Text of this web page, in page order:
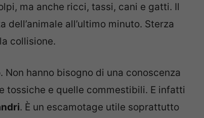
ma anche ricci, tassi, cani e gatti. Il
all’ultimo minuto. Sterza
collisione.
Non hanno bisogno di una conoscenza
tossiche e quelle commestibili. E infatti
. È un escamotage utile soprattutto